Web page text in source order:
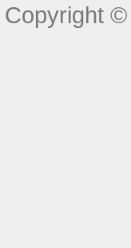
Copyright